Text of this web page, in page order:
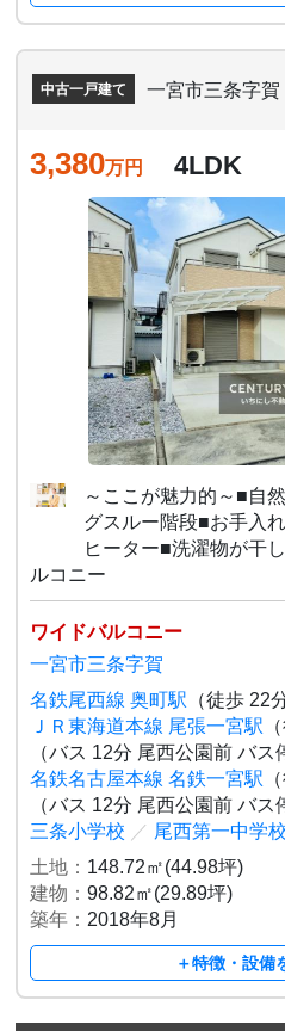
中古一戸建て 一宮市三条字賀
3,380万円 4LDK
～ここが魅力的～■自
グスルー階段■お手入
ヒーター■洗濯物が干
ルコニー
ワイドバルコニー
一宮市三条字賀
名鉄尾西線 奥町駅 （徒歩 22
ＪＲ東海道本線 尾張一宮駅
（バス 12分 尾西公園前 バス
名鉄名古屋本線 名鉄一宮駅
（バス 12分 尾西公園前 バス
三条小学校 ／ 尾西第一中学校
土地： 148.72㎡(44.98坪)
建物：98.82㎡(29.89坪)
築年： 2018年8月
＋特徴・設備